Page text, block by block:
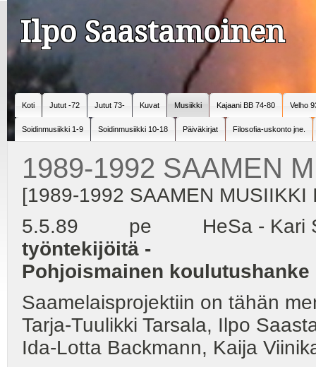
Ilpo Saastamoinen
Koti Jutut -72 Jutut 73- Kuvat Musiikki Kajaani BB 74-80 Velho
Soidinmusiikki 1-9 Soidinmusiikki 10-18 Päiväkirjat Filosofia-uskonto jne.
1989-1992 SAAMEN
[1989-1992 SAAMEN MUSIIKKI
5.5.89 pe HeSa - Kari
työntekijöitä -
Pohjoismainen
Saamelaisprojektiin on tähän
Tarja-Tuulikki Tarsala, Ilpo
Ida-Lotta Backmann, Kaija